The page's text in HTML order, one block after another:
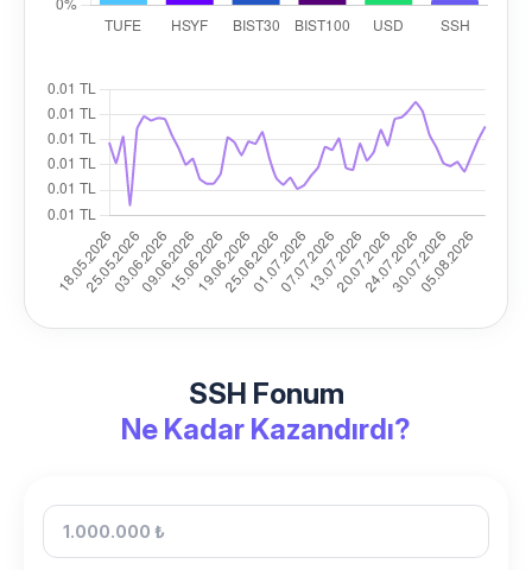
SSH Fonum
Ne Kadar Kazandırdı?